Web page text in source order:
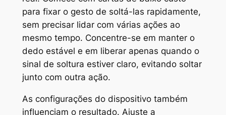
para fixar o gesto de soltá-las rapidamente,
sem precisar lidar com várias ações ao
mesmo tempo. Concentre-se em manter o
dedo estável e em liberar apenas quando o
sinal de soltura estiver claro, evitando soltar
junto com outra ação.
As configurações do dispositivo também
influenciam o resultado. Ajuste a